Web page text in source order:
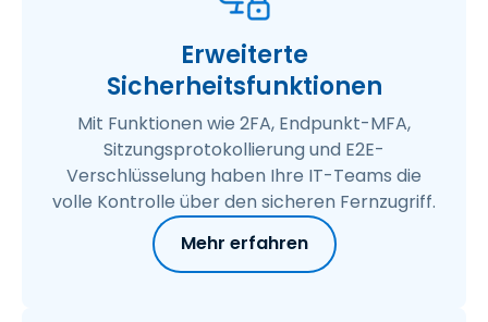
Erweiterte
Sicherheitsfunktionen
Mit Funktionen wie 2FA, Endpunkt-MFA,
Sitzungsprotokollierung und E2E-
Verschlüsselung haben Ihre IT-Teams die
volle Kontrolle über den sicheren Fernzugriff.
Mehr erfahren